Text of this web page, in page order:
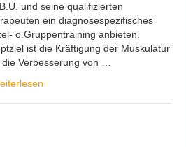
und seine qualifizierten
ein diagnosespezifisches
o.Gruppentraining anbieten.
ist die Kräftigung der Muskulatur
die Verbesserung von …